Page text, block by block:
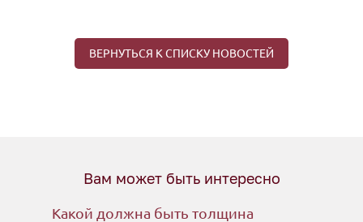
ВЕРНУТЬСЯ К СПИСКУ НОВОСТЕЙ
Вам может быть интересно
Какой должна быть толщина